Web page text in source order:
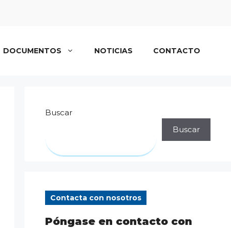
DOCUMENTOS NOTICIAS CONTACTO
Buscar
Buscar
Contacta con nosotros
Póngase en contacto con